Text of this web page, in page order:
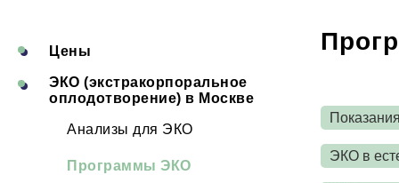
Цены
ЭКО (экстракорпоральное
оплодотворение) в Москве
Анализы для ЭКО
Программы ЭКО
ЭКО в